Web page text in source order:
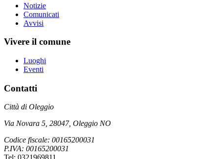
Notizie
Comunicati
Avvisi
Vivere il comune
Luoghi
Eventi
Contatti
Città di Oleggio
Via Novara 5, 28047, Oleggio NO
Codice fiscale: 00165200031
P.IVA: 00165200031